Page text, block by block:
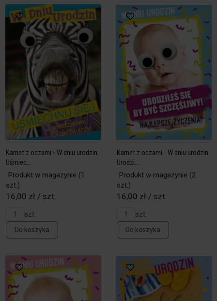
Karnet z oczami - W dniu urodzin.
Uśmiec...
Produkt w magazynie (1
szt.)
16,00 zł / szt.
szt.
Do koszyka
Karnet z oczami - W dniu urodzin.
Urodzi...
Produkt w magazynie (2
szt.)
16,00 zł / szt.
szt.
Do koszyka